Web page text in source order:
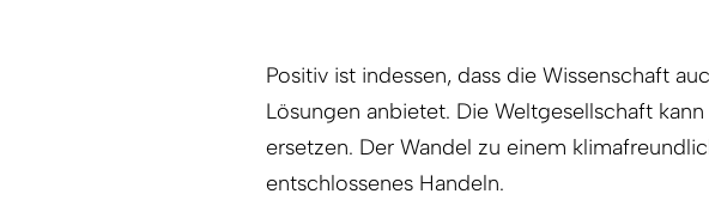
Positiv ist indessen, dass die Wissenschaft
Lösungen anbietet. Die Weltgesellschaft
ersetzen. Der Wandel zu einem
entschlossenes Handeln.